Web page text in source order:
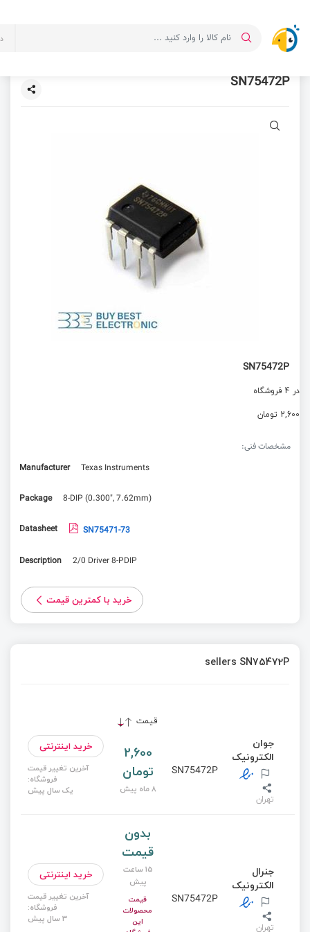
SN75472P
SN75472P
در 4 فروشگاه
2,600 تومان
مشخصات فنی:
Manufacturer
Texas Instruments
Package 8-DIP (0.300", 7.62mm)
Datasheet SN75471-73
Description 2/0 Driver 8-PDIP
خرید با کمترین قیمت
sellers SN75472P
قیمت
جوان
الکترونیک
تهران
SN75472P
2,600
تومان
8 ماه پیش
خرید اینترنتی
آخرین تغییر قیمت
فروشگاه:
یک سال پیش
جنرال
الکترونیک
تهران
SN75472P
بدون
قیمت
15 ساعت
پیش
قیمت
محصولات
این
خرید اینترنتی
آخرین تغییر قیمت
فروشگاه:
3 سال پیش